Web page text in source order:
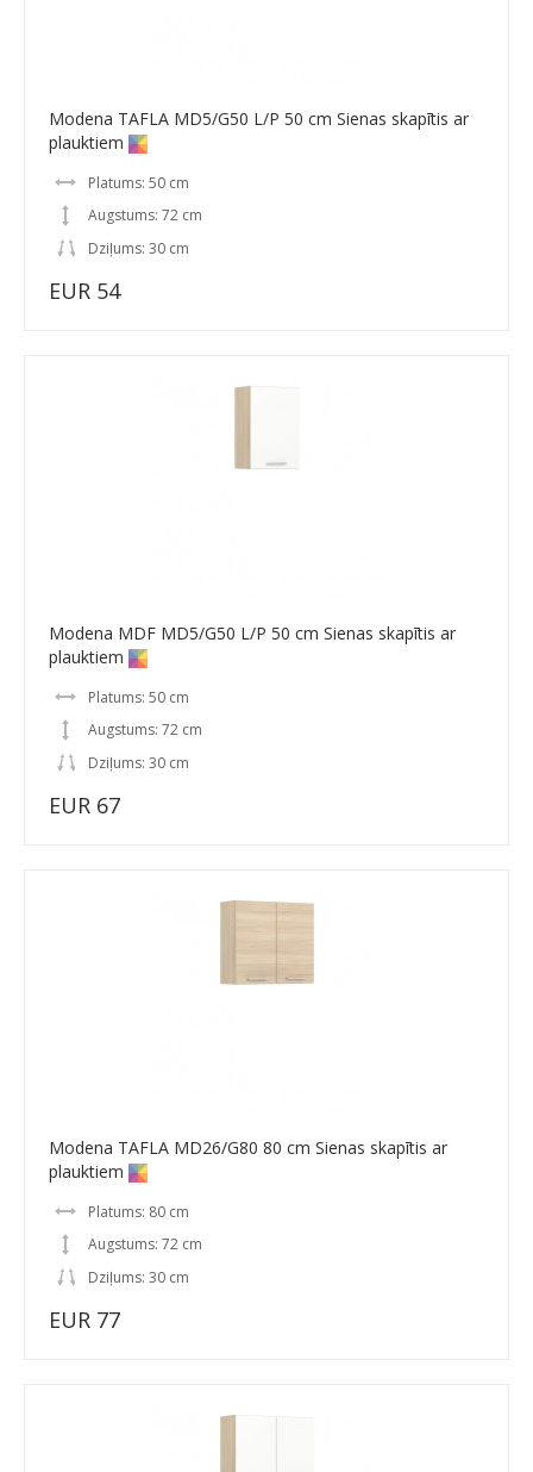
Modena TAFLA MD5/G50 L/P 50 cm Sienas skapītis ar
plauktiem
Platums: 50 cm
Augstums: 72 cm
Dziļums: 30 cm
EUR 54
Modena MDF MD5/G50 L/P 50 cm Sienas skapītis ar
plauktiem
Platums: 50 cm
Augstums: 72 cm
Dziļums: 30 cm
EUR 67
Modena TAFLA MD26/G80 80 cm Sienas skapītis ar
plauktiem
Platums: 80 cm
Augstums: 72 cm
Dziļums: 30 cm
EUR 77